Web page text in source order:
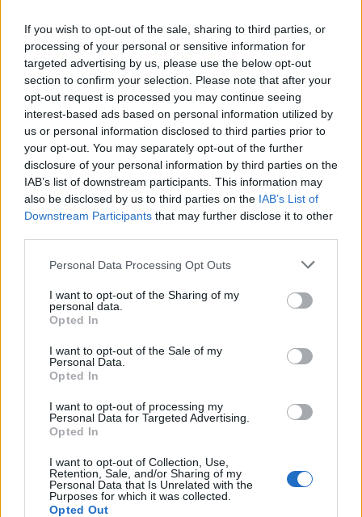
If you wish to opt-out of the sale, sharing to third parties, or
processing of your personal or sensitive information for
targeted advertising by us, please use the below opt-out
section to confirm your selection. Please note that after your
opt-out request is processed you may continue seeing
interest-based ads based on personal information utilized by
us or personal information disclosed to third parties prior to
your opt-out. You may separately opt-out of the further
disclosure of your personal information by third parties on the
IAB’s list of downstream participants. This information may
also be disclosed by us to third parties on the IAB’s List of
Downstream Participants that may further disclose it to other
Personal Data Processing Opt Outs
I want to opt-out of the Sharing of my
personal data.
Opted In
I want to opt-out of the Sale of my
Personal Data.
Opted In
I want to opt-out of processing my
Personal Data for Targeted Advertising.
Opted In
I want to opt-out of Collection, Use,
Retention, Sale, and/or Sharing of my
Personal Data that Is Unrelated with the
Purposes for which it was collected.
Opted Out
τους/τις εκπαιδευτικούς, τους ευρωπαϊκούς
εταίρους και το Ίδρυμα Κρατικών Υποτροφιών
(ΙΚΥ), ως Εθνική Μονάδα Συντονισμού (ΕΜΣ)
«Χορηγούσα Αρχή», για την άριστη συνεργασία
και τη συμβολή τους στην επιτυχημένη
ολοκλήρωση του σχεδίου.
Ακολουθήστε τοnotospress.grστο Google News και
μάθετε πρώτοιόλες τις ειδήσεις
ΓΥΘΕΙΟ ΕΚΠΑΙΔΕΥΣΗ ΕΥΡΩΠΗ